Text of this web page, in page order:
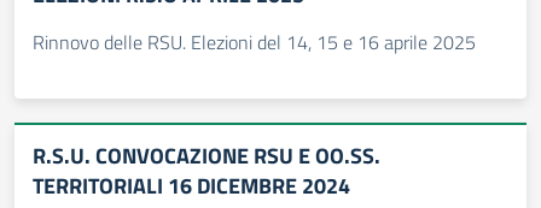
Rinnovo delle RSU. Elezioni del 14, 15 e 16 aprile 2025
R.S.U. CONVOCAZIONE RSU E OO.SS.
TERRITORIALI 16 DICEMBRE 2024